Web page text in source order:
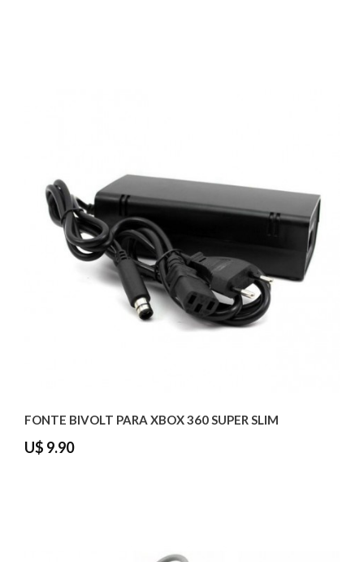
FONTE BIVOLT PARA XBOX 360 SUPER SLIM
U$ 9.90